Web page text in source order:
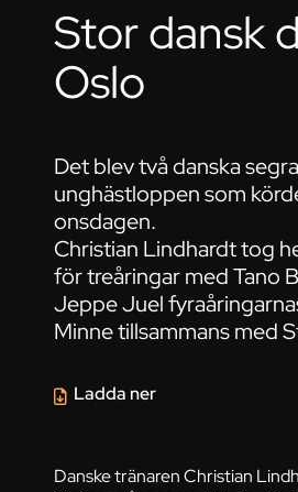
Stor dansk
Oslo
Det blev två danska
unghästloppen som
onsdagen.
Christian Lindhardt tog
för treåringar med Tano
Jeppe Juel
Minne tillsammans med
Danske tränaren Christian
Ladda ner